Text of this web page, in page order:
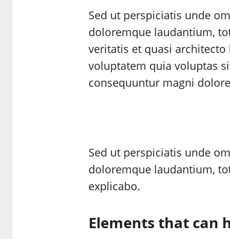
Sed ut perspiciatis unde
doloremque laudantium,
veritatis et quasi
voluptatem quia voluptas
consequuntur magni
Sed ut perspiciatis unde
doloremque laudantium,
explicabo.
Elements that can